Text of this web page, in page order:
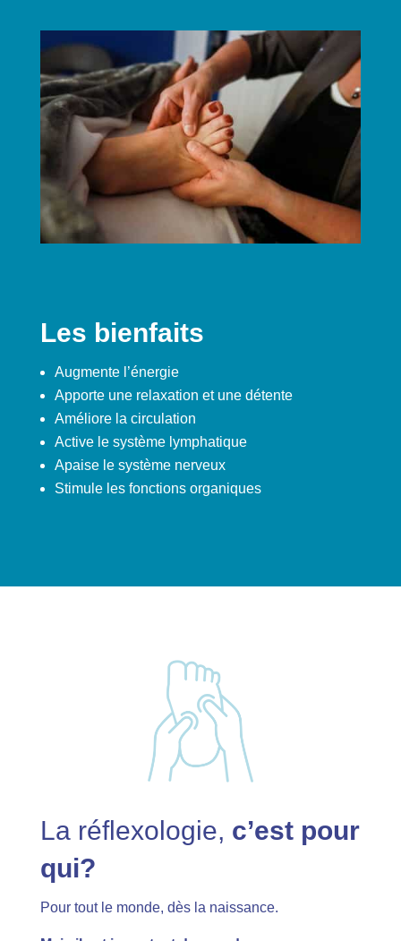
Les bienfaits
Augmente l’énergie
Apporte une relaxation et une détente
Améliore la circulation
Active le système lymphatique
Apaise le système nerveux
Stimule les fonctions organiques
La réflexologie, c’est pour
qui?
Pour tout le monde, dès la naissance.